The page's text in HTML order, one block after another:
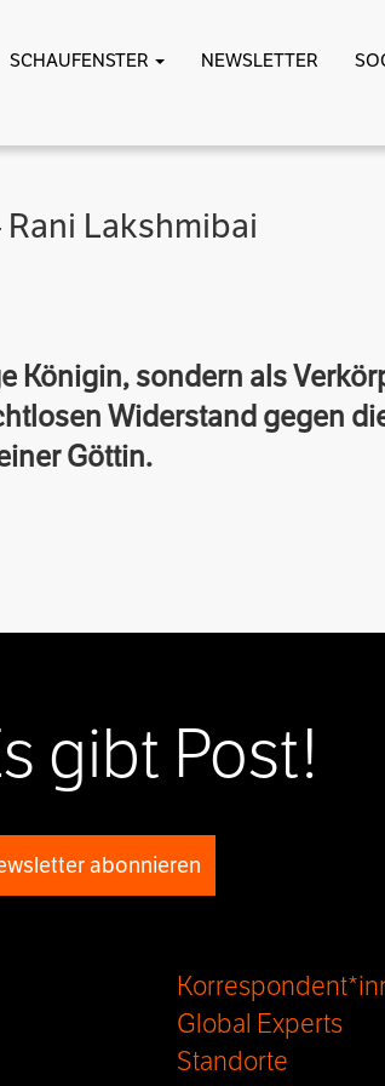
SCHAUFENSTER NEWSLETTER
Lakshmibai
Königin, sondern als
Widerstand gegen
Göttin.
gibt Post!
abonnieren
Global Experts
Standorte